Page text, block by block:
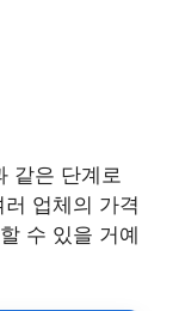
같은 단계로
업체의 가격
수 있을 거예